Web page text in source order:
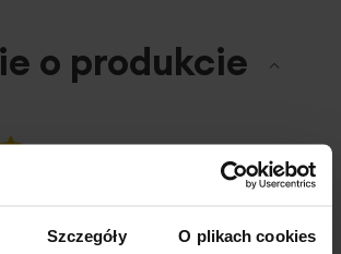
Szczegóły O plikach cookies
o produkcie
jakości, delikatne w dotyku, nie są